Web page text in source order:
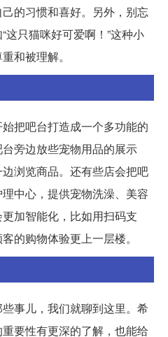
的习惯和喜好。另外，别忘
这只猫咪好可爱啊！”这种小
和被理解。
把吧台打造成一个多功能的
旁边放些宠物用品的展示
浏览商品。还有些店会把吧
中心，提供宠物洗澡、美容
加智能化，比如用扫码支
的购物体验更上一层楼。
事儿，我们就聊到这里。希
要性有更深的了解，也能给